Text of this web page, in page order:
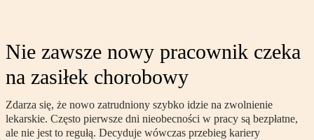
Nie zawsze nowy pracownik czeka
na zasiłek chorobowy
Zdarza się, że nowo zatrudniony szybko idzie na zwolnienie
lekarskie. Często pierwsze dni nieobecności w pracy są bezpłatne,
ale nie jest to regułą. Decyduje wówczas przebieg kariery